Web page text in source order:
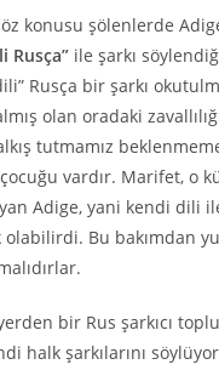
konusu şölenlerde
Rusça” ile şarkı
Rusça bir şarkı
olan oradaki
tutmamız
vardır. Marifet, o
Adige, yani kendi dili
Bu bakımdan
bir Rus şarkıcı
halk şarkılarını